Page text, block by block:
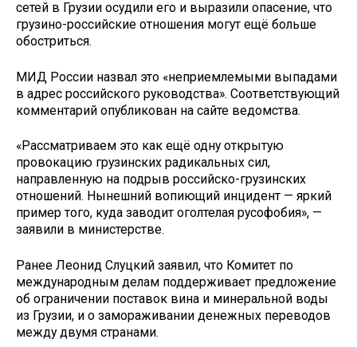
сетей в Грузии осудили его и выразили опасение, что
грузино-российские отношения могут ещё больше
обостриться.
МИД России назвал это «неприемлемыми выпадами
в адрес российского руководства». Соответствующий
комментарий опубликован на сайте ведомства.
«Рассматриваем это как ещё одну открытую
провокацию грузинских радикальных сил,
направленную на подрыв российско-грузинских
отношений. Нынешний вопиющий инцидент — яркий
пример того, куда заводит оголтелая русофобия», —
заявили в министерстве.
Ранее Леонид Слуцкий заявил, что Комитет по
международным делам поддерживает предложение
об ограничении поставок вина и минеральной воды
из Грузии, и о замораживании денежных переводов
между двумя странами.